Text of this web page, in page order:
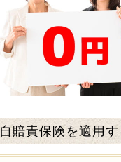
自賠責保険を適用